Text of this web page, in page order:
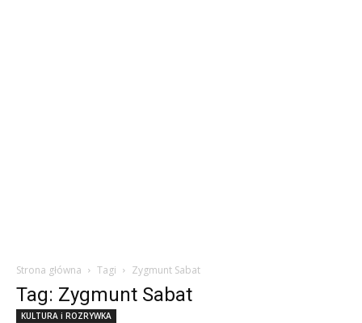
Strona główna Tagi Zygmunt Sabat
Tag: Zygmunt Sabat
KULTURA i ROZRYWKA